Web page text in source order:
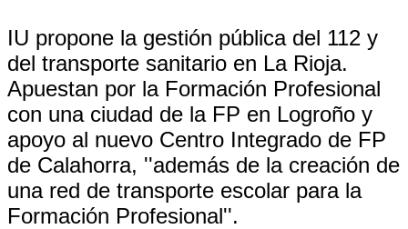
IU propone la gestión pública del 112 y
del transporte sanitario en La Rioja.
Apuestan por la Formación Profesional
con una ciudad de la FP en Logroño y
apoyo al nuevo Centro Integrado de FP
de Calahorra, ''además de la creación de
una red de transporte escolar para la
Formación Profesional''.